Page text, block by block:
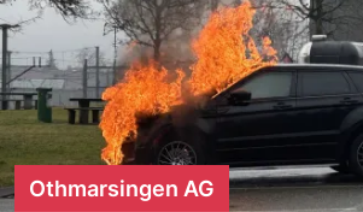
Othmarsingen AG